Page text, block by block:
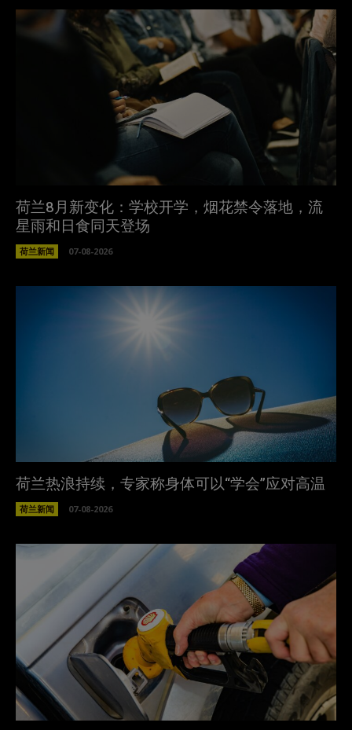
荷兰8月新变化：学校开学，烟花禁令落地，流
星雨和日食同天登场
荷兰新闻 07-08-2026
荷兰热浪持续，专家称身体可以“学会”应对高温
荷兰新闻 07-08-2026